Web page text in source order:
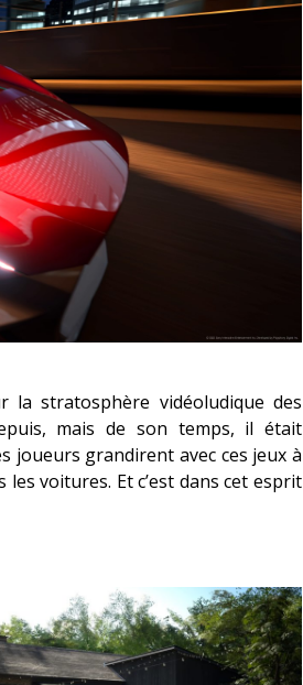
stratosphère vidéoludique des
mais de son temps, il était
joueurs grandirent avec ces jeux à
voitures. Et c’est dans cet esprit